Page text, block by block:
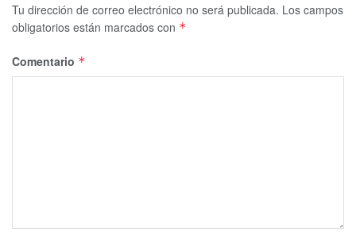
Tu dirección de correo electrónico no será publicada. Los campos
obligatorios están marcados con *
Comentario *